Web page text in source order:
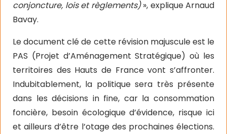
conjoncture, lois et règlements)», explique Arnaud
Bavay.
Le document clé de cette révision majuscule est le
PAS (Projet d’Aménagement Stratégique) où les
territoires des Hauts de France vont s’affronter.
Indubitablement, la politique sera très présente
dans les décisions in fine, car la consommation
foncière, besoin écologique d’évidence, risque ici
et ailleurs d’être l’otage des prochaines élections.